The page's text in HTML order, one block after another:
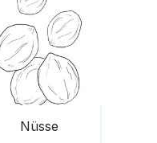
Nüsse